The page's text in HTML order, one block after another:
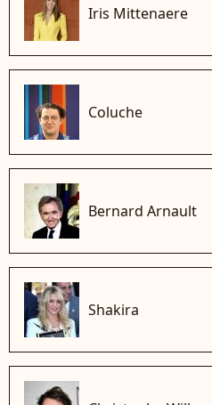
Iris Mittenaere
Coluche
Bernard Arnault
Shakira